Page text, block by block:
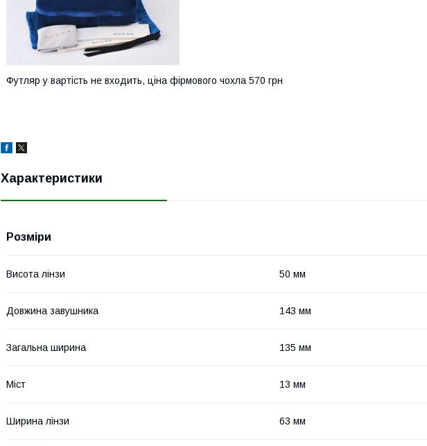
Футляр у вартість не входить, ціна фірмового чохла 570 грн
Характеристики
Розміри
Висота лінзи 50 мм
Довжина завушника 143 мм
Загальна ширина 135 мм
Міст 13 мм
Ширина лінзи 63 мм